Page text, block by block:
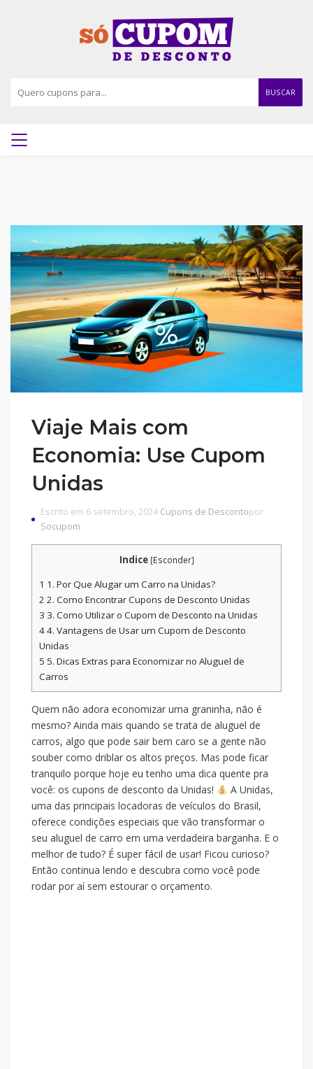
BUSCAR
Viaje Mais com
Economia: Use Cupom
Unidas
Escrito em 6 setembro, 2024 Cupons de Descontopor
Socupom
Indice [Esconder]
1 1. Por Que Alugar um Carro na Unidas?
2 2. Como Encontrar Cupons de Desconto Unidas
3 3. Como Utilizar o Cupom de Desconto na Unidas
44. Vantagens de Usar um Cupom de Desconto
Unidas
5 5. Dicas Extras para Economizar no Aluguel de
Carros
Quem não adora economizar uma graninha, não é
mesmo? Ainda mais quando se trata de aluguel de
carros, algo que pode sair bem caro se a gente não
souber como driblar os altos preços. Mas pode ficar
tranquilo porque hoje eu tenho uma dica quente pra
você: os cupons de desconto da Unidas!
A Unidas,
uma das principais locadoras de veículos do Brasil,
oferece condições especiais que vão transformar o
seu aluguel de carro em uma verdadeira barganha. E o
melhor de tudo? É super fácil de usar! Ficou curioso?
Então continua lendo e descubra como você pode
rodar por aí sem estourar o orçamento.